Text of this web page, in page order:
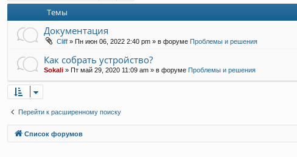
Темы
Документация
Cliff » Пн июн 06, 2022 2:40 pm » в форуме Проблемы и решения
Как собрать устройство?
Sokali » Пт май 29, 2020 11:09 am » в форуме Проблемы и решения
Перейти к расширенному поиску
Список форумов
Связаться с